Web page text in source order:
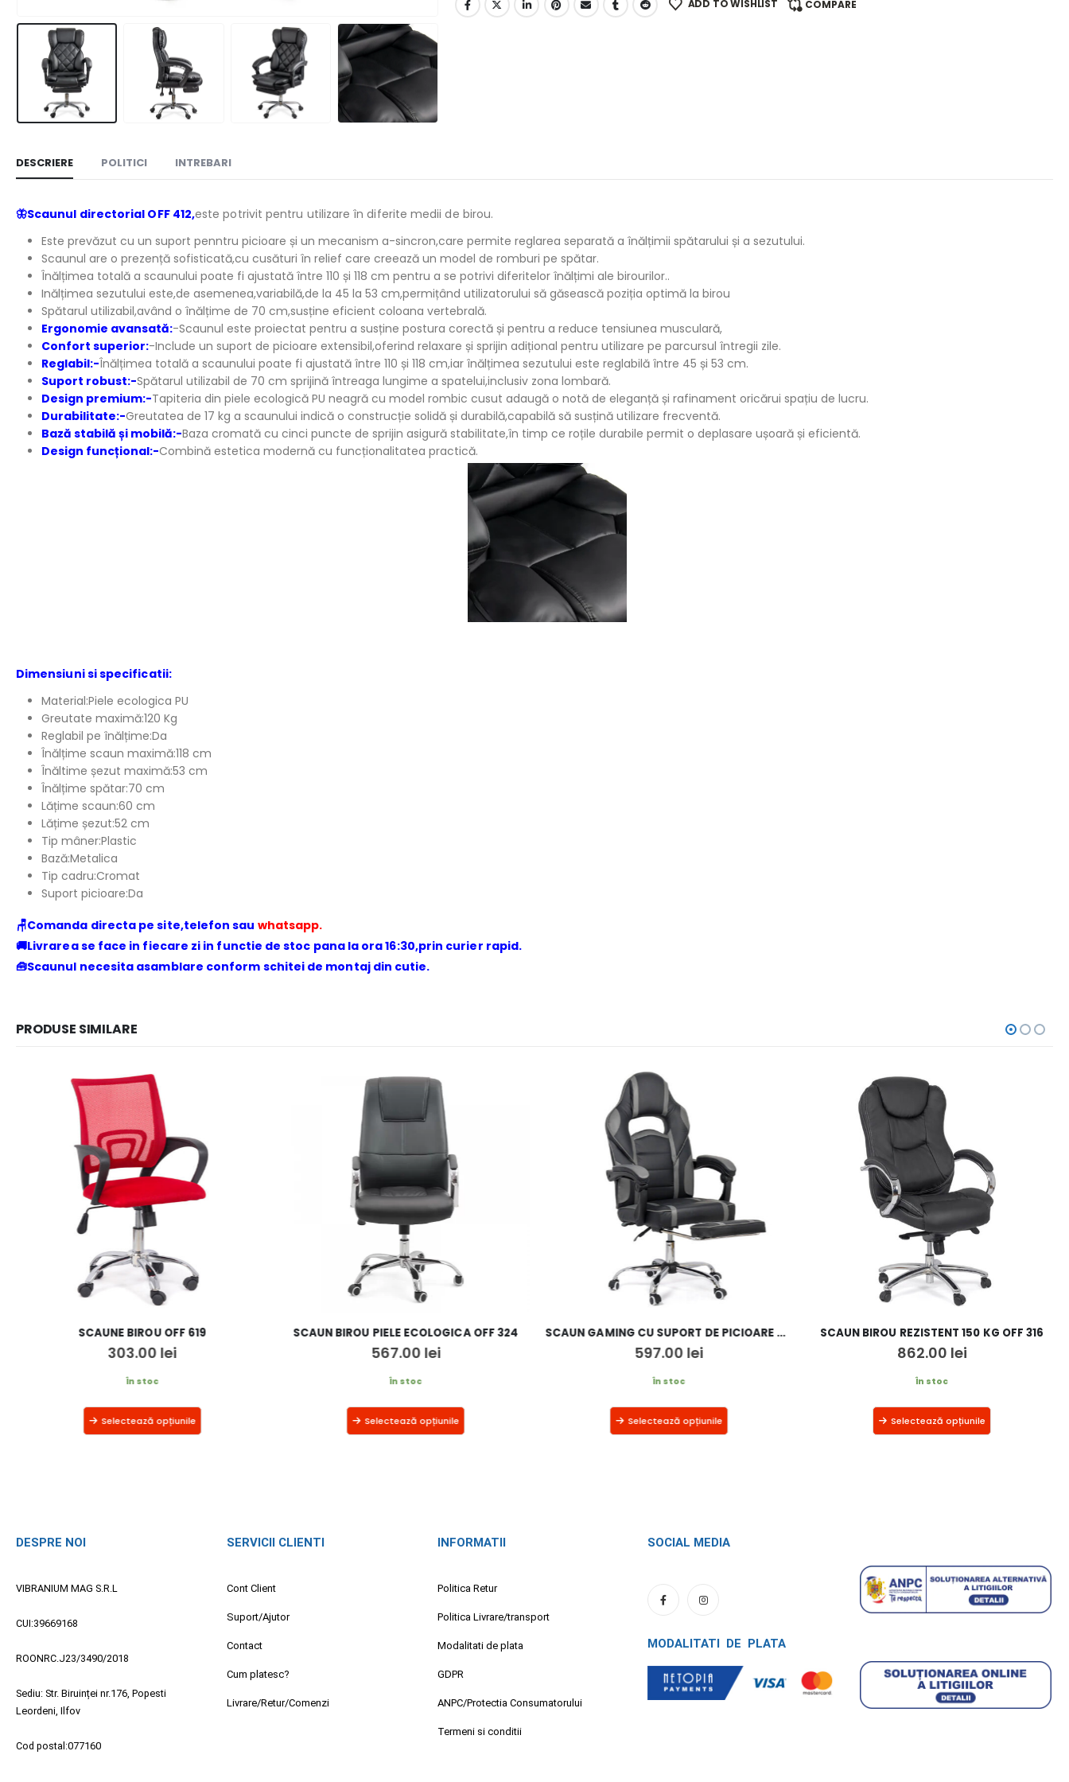
ADD TO WISHLIST COMPARE
DESCRIERE POLITICI INTREBARI
🦋Scaunul directorial OFF 412,este potrivit pentru utilizare în diferite medii de birou.
Este prevăzut cu un suport penntru picioare și un mecanism a-sincron,care permite reglarea separată a înălțimii spătarului și a sezutului.
Scaunul are o prezență sofisticată,cu cusături în relief care creează un model de romburi pe spătar.
Înălțimea totală a scaunului poate fi ajustată între 110 și 118 cm pentru a se potrivi diferitelor înălțimi ale birourilor..
Inălțimea sezutului este,de asemenea,variabilă,de la 45 la 53 cm,permițând utilizatorului să găsească poziția optimă la birou
Spătarul utilizabil,având o înălțime de 70 cm,susține eficient coloana vertebrală.
Ergonomie avansată:-Scaunul este proiectat pentru a susține postura corectă și pentru a reduce tensiunea musculară,
Confort superior:-Include un suport de picioare extensibil,oferind relaxare și sprijin adițional pentru utilizare pe parcursul întregii zile.
Reglabil:-Înălțimea totală a scaunului poate fi ajustată între 110 și 118 cm,iar înălțimea sezutului este reglabilă între 45 și 53 cm.
Suport robust:-Spătarul utilizabil de 70 cm sprijină întreaga lungime a spatelui,inclusiv zona lombară.
Design premium:-Tapiteria din piele ecologică PU neagră cu model rombic cusut adaugă o notă de eleganță și rafinament oricărui spațiu de lucru.
Durabilitate:-Greutatea de 17 kg a scaunului indică o construcție solidă și durabilă,capabilă să susțină utilizare frecventă.
Bază stabilă și mobilă:-Baza cromată cu cinci puncte de sprijin asigură stabilitate,în timp ce roțile durabile permit o deplasare ușoară și eficientă.
Design funcțional:-Combină estetica modernă cu funcționalitatea practică.
Dimensiuni si specificatii:
Material:Piele ecologica PU
Greutate maximă:120 Kg
Reglabil pe înălțime:Da
Înălțime scaun maximă:118 cm
Înăltime șezut maximă:53 cm
Înălțime spătar:70 cm
Lățime scaun:60 cm
Lățime șezut:52 cm
Tip mâner:Plastic
Bază:Metalica
Tip cadru:Cromat
Suport picioare:Da
🪑Comanda directa pe site,telefon sau whatsapp.
🚚Livrarea se face in fiecare zi in functie de stoc pana la ora 16:30,prin curier rapid.
🧰Scaunul necesita asamblare conform schitei de montaj din cutie.
PRODUSE SIMILARE
SCAUNE BIROU OFF 619
303.00 lei
În stoc
Selectează opțiunile
SCAUN BIROU PIELE ECOLOGICA OFF 324
567.00 lei
În stoc
Selectează opțiunile
SCAUN GAMING CU SUPORT DE PICIOARE OFF 302
597.00 lei
În stoc
Selectează opțiunile
SCAUN BIROU REZISTENT 150 KG OFF 316
862.00 lei
În stoc
Selectează opțiunile
DESPRE NOI
VIBRANIUM MAG S.R.L
CUI:39669168
ROONRC.J23/3490/2018
Sediu: Str. Biruinței nr.176, Popesti
Leordeni, Ilfov
Cod postal:077160
SERVICII CLIENTI
Cont Client
Suport/Ajutor
Contact
Cum platesc?
Livrare/Retur/Comenzi
INFORMATII
Politica Retur
Politica Livrare/transport
Modalitati de plata
GDPR
ANPC/Protectia Consumatorului
Termeni si conditii
SOCIAL MEDIA
MODALITATI DE PLATA